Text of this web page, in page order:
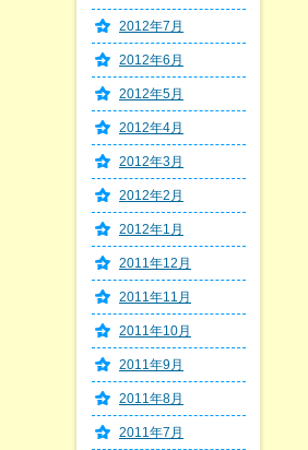
2012年7月
2012年6月
2012年5月
2012年4月
2012年3月
2012年2月
2012年1月
2011年12月
2011年11月
2011年10月
2011年9月
2011年8月
2011年7月